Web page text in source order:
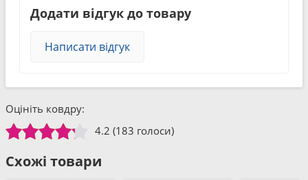
Додати відгук до товару
Написати відгук
Оцініть ковдру:
4.2 (183 голоси)
Схожі товари